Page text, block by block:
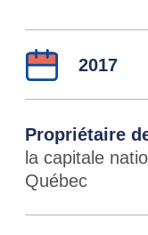
Détails
Année :
2017
Propriétaire
la capitale
Québec